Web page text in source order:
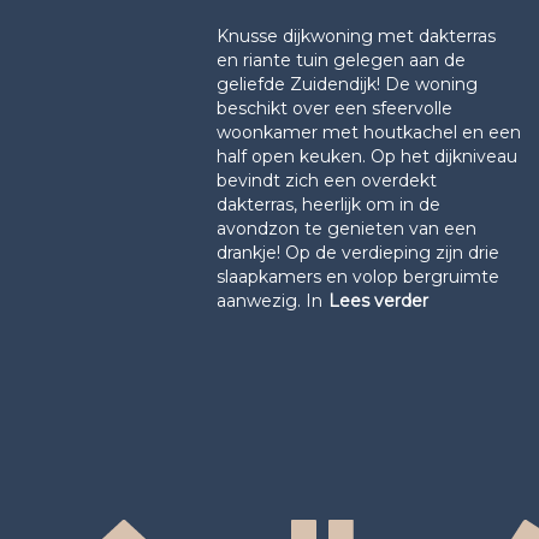
Knusse dijkwoning met dakterras
en riante tuin gelegen aan de
geliefde Zuidendijk! De woning
beschikt over een sfeervolle
woonkamer met houtkachel en een
half open keuken. Op het dijkniveau
bevindt zich een overdekt
dakterras, heerlijk om in de
avondzon te genieten van een
drankje! Op de verdieping zijn drie
slaapkamers en volop bergruimte
aanwezig. In Lees verder